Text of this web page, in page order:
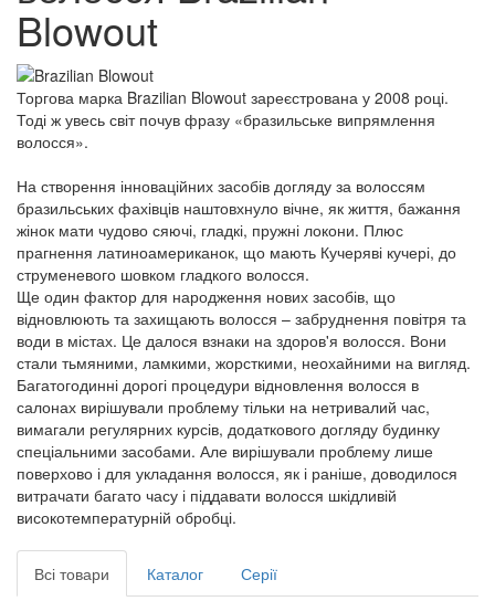
Blowout
Торгова марка Brazilian Blowout зареєстрована у 2008 році.
Тоді ж увесь світ почув фразу «бразильське випрямлення
волосся».
На створення інноваційних засобів догляду за волоссям
бразильських фахівців наштовхнуло вічне, як життя, бажання
жінок мати чудово сяючі, гладкі, пружні локони. Плюс
прагнення латиноамериканок, що мають Кучеряві кучері, до
струменевого шовком гладкого волосся.
Ще один фактор для народження нових засобів, що
відновлюють та захищають волосся – забруднення повітря та
води в містах. Це далося взнаки на здоров'я волосся. Вони
стали тьмяними, ламкими, жорсткими, неохайними на вигляд.
Багатогодинні дорогі процедури відновлення волосся в
салонах вирішували проблему тільки на нетривалий час,
вимагали регулярних курсів, додаткового догляду будинку
спеціальними засобами. Але вирішували проблему лише
поверхово і для укладання волосся, як і раніше, доводилося
витрачати багато часу і піддавати волосся шкідливій
високотемпературній обробці.
Всі товари Каталог Серії